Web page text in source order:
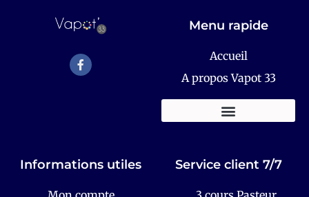
Menu rapide
Accueil
A propos Vapot 33
Informations utiles Service client 7/7